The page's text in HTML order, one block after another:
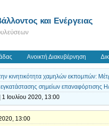
και Ενέργειας
Ανοικτή Διακυβέρνηση
κινητικότητα χαμηλών εκπομπών:
σημείων επαναφόρτισης
Ιουλίου 2020, 13:00
13:00